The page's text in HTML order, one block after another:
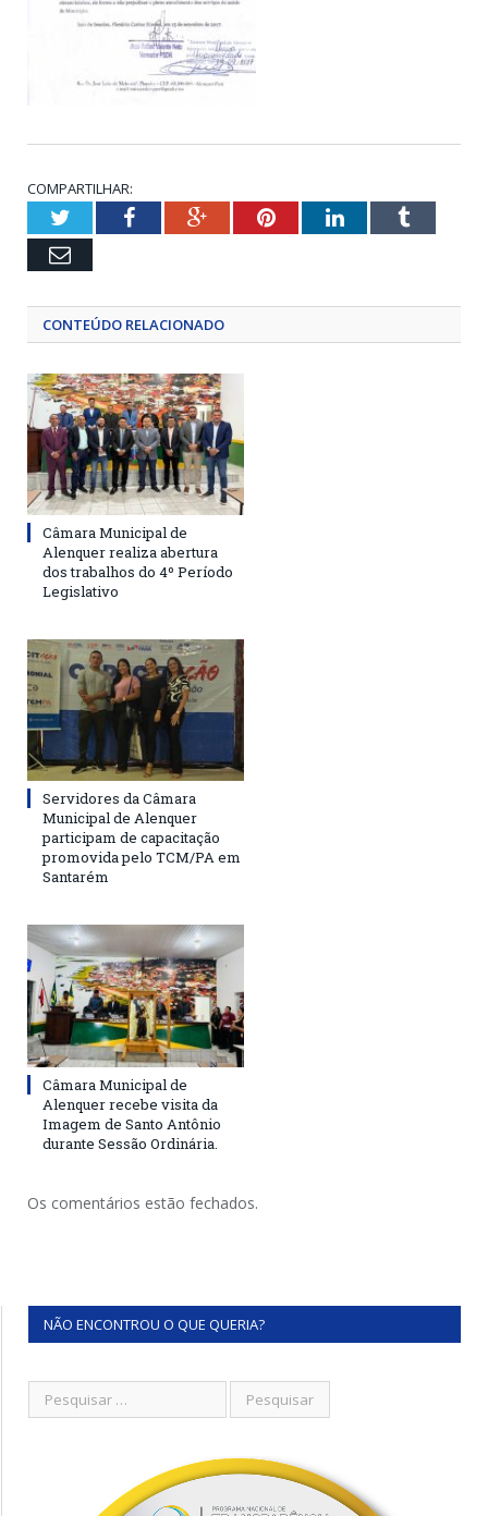
COMPARTILHAR:
TwitterFacebookGoogle+PinterestLinkedInTumblr
Email
CONTEÚDO RELACIONADO
Câmara Municipal de
Alenquer realiza abertura
dos trabalhos do 4º Período
Legislativo
Servidores da Câmara
Municipal de Alenquer
participam de capacitação
promovida pelo TCM/PA em
Santarém
Câmara Municipal de
Alenquer recebe visita da
Imagem de Santo Antônio
durante Sessão Ordinária.
Os comentários estão fechados.
NÃO ENCONTROU O QUE QUERIA?